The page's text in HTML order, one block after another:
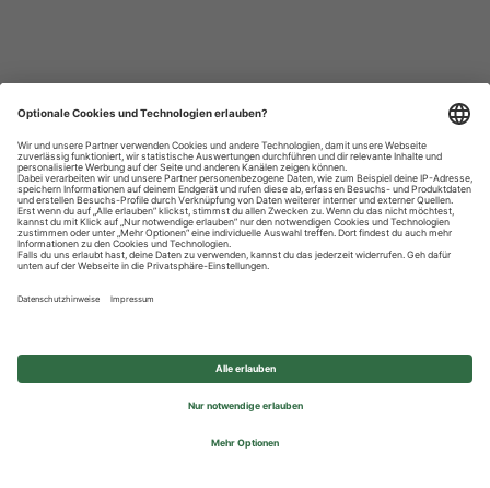
Datenschutzhinweise
Impressum
Privatsphäre-Einstellungen
© 2026 REWE Group - All rights reserved